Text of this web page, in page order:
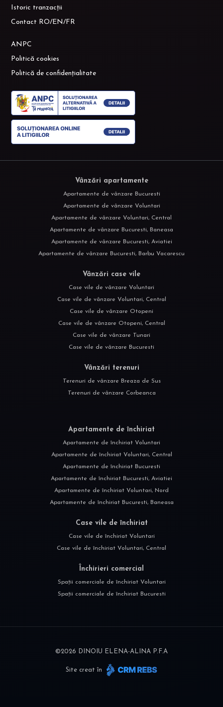
Istoric tranzacții
Contact RO/EN/FR
ANPC
Politică cookies
Politică de confidențialitate
Vânzări apartamente
Apartamente de vânzare Bucuresti
Apartamente de vânzare Voluntari
Apartamente de vânzare Voluntari, Central
Apartamente de vânzare Bucuresti, Baneasa
Apartamente de vânzare Bucuresti, Aviatiei
Apartamente de vânzare Bucuresti, Barbu Vacarescu
Vânzări case vile
Case vile de vânzare Voluntari
Case vile de vânzare Voluntari, Central
Case vile de vânzare Otopeni
Case vile de vânzare Otopeni, Central
Case vile de vânzare Tunari
Case vile de vânzare Bucuresti
Vânzări terenuri
Terenuri de vânzare Breaza de Sus
Terenuri de vânzare Corbeanca
Apartamente de închiriat
Apartamente de închiriat Voluntari
Apartamente de închiriat Voluntari, Central
Apartamente de închiriat Bucuresti
Apartamente de închiriat Bucuresti, Aviatiei
Apartamente de închiriat Voluntari, Nord
Apartamente de închiriat Bucuresti, Baneasa
Case vile de închiriat
Case vile de închiriat Voluntari
Case vile de închiriat Voluntari, Central
Închirieri comercial
Spații comerciale de închiriat Voluntari
Spații comerciale de închiriat Bucuresti
©2026 DINOIU ELENA-ALINA P.F.A
Site creat în